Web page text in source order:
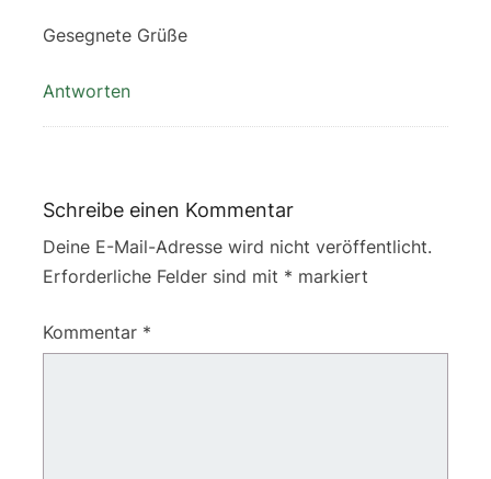
Gesegnete Grüße
Antworten
Schreibe einen Kommentar
Deine E-Mail-Adresse wird nicht veröffentlicht.
Erforderliche Felder sind mit * markiert
Kommentar *